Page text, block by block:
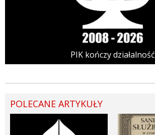
PIK kończy działalność
POLECANE ARTYKUŁY